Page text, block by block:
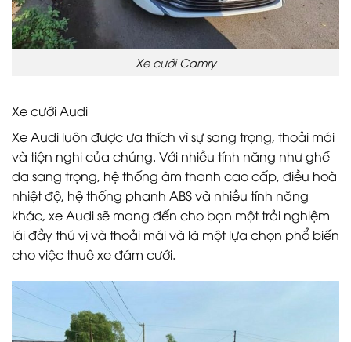
Xe cưới Camry
Xe cưới Audi
Xe Audi luôn được ưa thích vì sự sang trọng, thoải mái
và tiện nghi của chúng. Với nhiều tính năng như ghế
da sang trọng, hệ thống âm thanh cao cấp, điều hoà
nhiệt độ, hệ thống phanh ABS và nhiều tính năng
khác, xe Audi sẽ mang đến cho bạn một trải nghiệm
lái đầy thú vị và thoải mái và là một lựa chọn phổ biến
cho việc thuê xe đám cưới.